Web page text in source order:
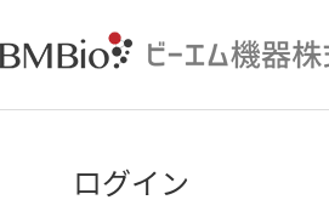
ログイン